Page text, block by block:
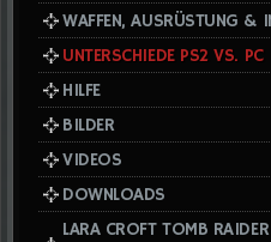
WAFFEN, AUSRÜSTUNG &
UNTERSCHIEDE PS2 VS. PC
HILFE
BILDER
VIDEOS
DOWNLOADS
LARA CROFT TOMB